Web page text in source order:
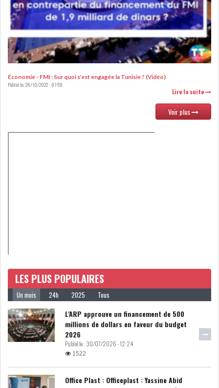
INS : L'INFLATION RECULE À
5,1% EN...
IRADA : PREMIER APPEL À
FONDATION POUR L...
SAIED LIMOGE LA MINISTRE DE
L'INDUS...
SLAH ZOUARI NOMMÉ
MINISTRE DE L'ÉQU...
NOUVELLE CHEFFE DU...
Economie - FMI : Sur quoi s’est engagée la Tunisie ? (Vidéo)
Publié le:26/10/2022 - 07:50
Lire la suite
Voir plus
LES PLUS POPULAIRES
Un mois 24h 2025 Tous
L'ARP approuve un financement de 500
millions de dollars en faveur du budget
2026
Publié le : 30/07/2026 - 12:24
1522
Office Plast : Officeplast : Yassine Abid